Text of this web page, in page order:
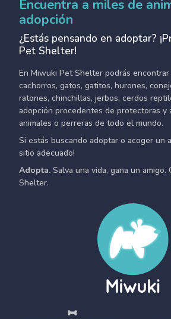
Encuentra a miles de
adopción
¿Estás pensando en adoptar?
Pet Shelter!
En Miwuki Pet Shelter podrás
cachorros, gatos, gatitos, hurones,
ratones, chinchillas, jerbos, cerdos
adopción procedentes de protectoras y
animales o perreras de todo el mundo.
Si estás buscando adoptar o acoger un
sitio adecuado!
Adopta. Salva una vida, gana un
Shelter.